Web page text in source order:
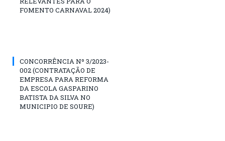
FOMENTO CARNAVAL 2024)
CONCORRÊNCIA Nº 3/2023-
002 (CONTRATAÇÃO DE
EMPRESA PARA REFORMA
DA ESCOLA GASPARINO
BATISTA DA SILVA NO
MUNICIPIO DE SOURE)